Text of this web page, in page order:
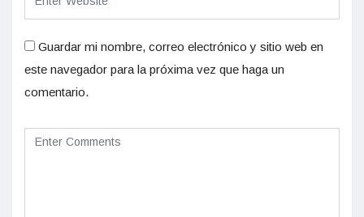
Guardar mi nombre, correo electrónico y sitio web en
este navegador para la próxima vez que haga un
comentario.